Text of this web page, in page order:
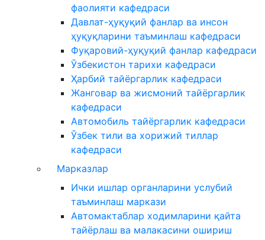
фаолияти кафедраси
Давлат-ҳуқуқий фанлар ва инсон
ҳуқуқларини таъминлаш кафедраси
Фуқаровий-ҳуқуқий фанлар кафедраси
Ўзбекистон тарихи кафедраси
Ҳарбий тайёргарлик кафедраси
Жанговар ва жисмоний тайёргарлик
кафедраси
Автомобиль тайёргарлик кафедраси
Ўзбек тили ва хорижий тиллар
кафедраси
Марказлар
Ички ишлар органларини услубий
таъминлаш маркази
Автомактаблар ходимларини қайта
тайёрлаш ва малакасини ошириш